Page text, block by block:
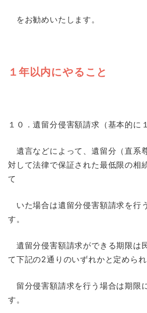
をお勧めいたします。
１年以内にやること
１０．遺留分侵害額請求（基本的に
遺言などによって、遺留分（直系
対して法律で保証された最低限の相
て
いた場合は遺留分侵害額請求を行
す。
遺留分侵害額請求ができる期限は
て下記の2通りのいずれかと定めら
留分侵害額請求を行う場合は期限
す。